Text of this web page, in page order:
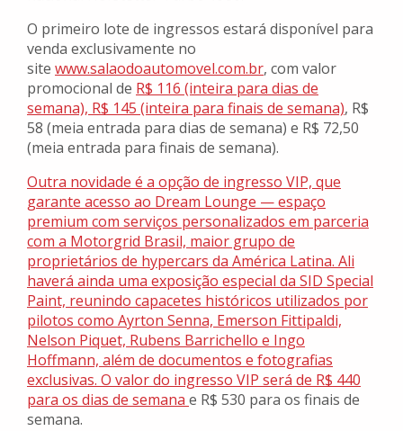
O primeiro lote de ingressos estará disponível para
venda exclusivamente no
site www.salaodoautomovel.com.br, com valor
promocional de R$ 116 (inteira para dias de
semana), R$ 145 (inteira para finais de semana), R$
58 (meia entrada para dias de semana) e R$ 72,50
(meia entrada para finais de semana).
Outra novidade é a opção de ingresso VIP, que
garante acesso ao Dream Lounge — espaço
premium com serviços personalizados em parceria
com a Motorgrid Brasil, maior grupo de
proprietários de hypercars da América Latina. Ali
haverá ainda uma exposição especial da SID Special
Paint, reunindo capacetes históricos utilizados por
pilotos como Ayrton Senna, Emerson Fittipaldi,
Nelson Piquet, Rubens Barrichello e Ingo
Hoffmann, além de documentos e fotografias
exclusivas. O valor do ingresso VIP será de R$ 440
para os dias de semana e R$ 530 para os finais de
semana.